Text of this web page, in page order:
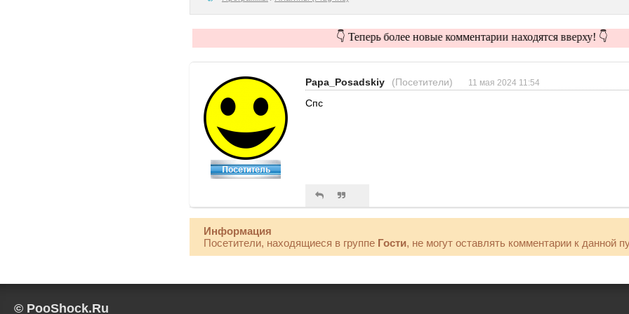
👇 Теперь более новые комментарии находятся вверху! 👇
Papa_Posadskiy (Посетители) 11 мая 2024 11:54
Спс
Информация
Посетители, находящиеся в группе Гости, не могут оставлять комментарии к данной
© PooShock.Ru